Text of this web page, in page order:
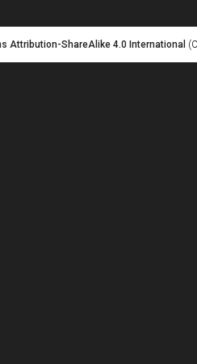
Attribution-ShareAlike 4.0 International